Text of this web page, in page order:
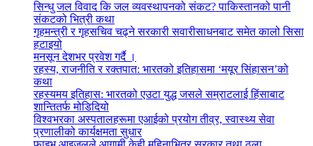
सिन्धु जल विवाद कि जल व्यवस्थापनको संकट? पाकिस्तानको पानी
संकटको भित्री कथा
गृहमन्त्री र गृहसचिव चढ्ने सरकारी सवारीसाधनबाट समेत कालो सिसा
हटाइयो
मनसून देशभर प्रवेश गर्दै ।
रहस्य, राजनीति र रक्तपात: भारतको इतिहासमा ‘मयूर सिंहासन’को
कथा
रहस्यमय इतिहास: भारतको एउटा युद्ध जसले सम्राटलाई हिंसाबाट
शान्तितर्फ मोडिदियो
विश्वभरका अस्पतालहरूमा एआईको प्रयोग तीव्र, स्वास्थ्य सेवा
प्रणालीको कार्यक्षमता सुधार